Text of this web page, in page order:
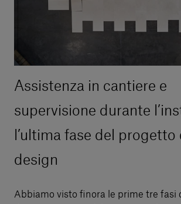
Assistenza in cantiere e
supervisione durante
l’ultima fase del
design
Abbiamo visto finora le prime tre fasi